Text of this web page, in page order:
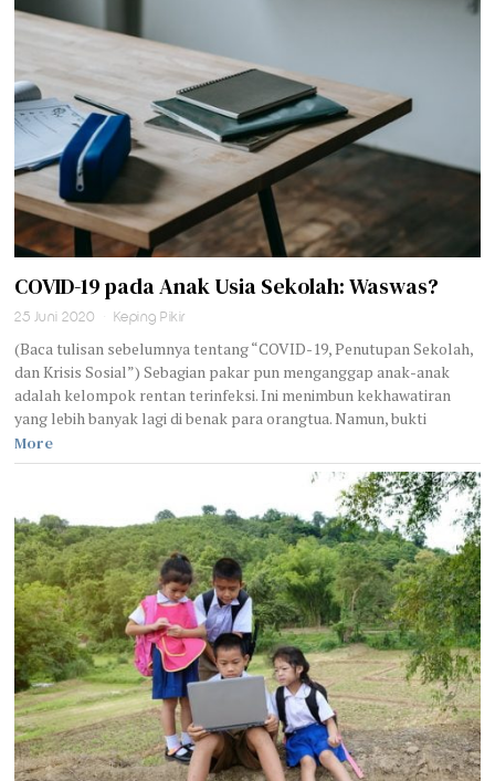
COVID-19 pada Anak Usia Sekolah: Waswas?
25 Juni 2020 Keping Pikir
(Baca tulisan sebelumnya tentang “COVID-19, Penutupan Sekolah,
dan Krisis Sosial”) Sebagian pakar pun menganggap anak-anak
adalah kelompok rentan terinfeksi. Ini menimbun kekhawatiran
yang lebih banyak lagi di benak para orangtua. Namun, bukti
More